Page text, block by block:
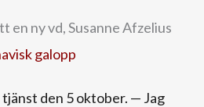
en ny vd, Susanne Afzelius
galopp
den 5 oktober. — Jag